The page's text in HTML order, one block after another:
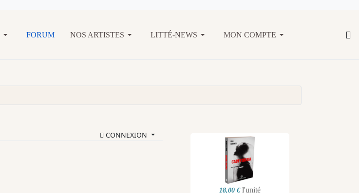
FORUM NOS ARTISTES LITTÉ-NEWS MON COMPTE
CONNEXION
18,00 € l'unité